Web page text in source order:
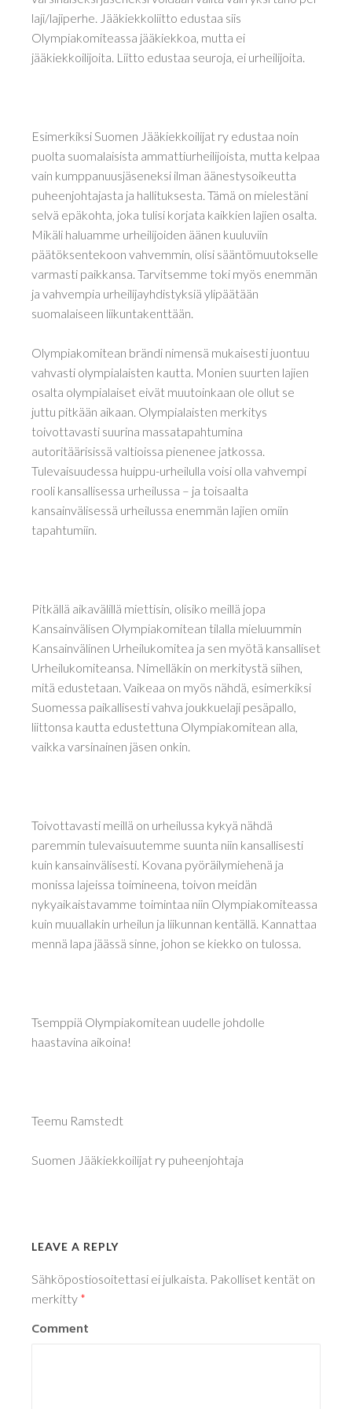
laji/lajiperhe. Jääkiekkoliitto edustaa siis
Olympiakomiteassa jääkiekkoa, mutta ei
jääkiekkoilijoita. Liitto edustaa seuroja, ei urheilijoita.
Esimerkiksi Suomen Jääkiekkoilijat ry edustaa noin
puolta suomalaisista ammattiurheilijoista, mutta kelpaa
vain kumppanuusjäseneksi ilman äänestysoikeutta
puheenjohtajasta ja hallituksesta. Tämä on mielestäni
selvä epäkohta, joka tulisi korjata kaikkien lajien osalta.
Mikäli haluamme urheilijoiden äänen kuuluviin
päätöksentekoon vahvemmin, olisi sääntömuutokselle
varmasti paikkansa. Tarvitsemme toki myös enemmän
ja vahvempia urheilijayhdistyksiä ylipäätään
suomalaiseen liikuntakenttään.
Olympiakomitean brändi nimensä mukaisesti juontuu
vahvasti olympialaisten kautta. Monien suurten lajien
osalta olympialaiset eivät muutoinkaan ole ollut se
juttu pitkään aikaan. Olympialaisten merkitys
toivottavasti suurina massatapahtumina
autoritäärisissä valtioissa pienenee jatkossa.
Tulevaisuudessa huippu-urheilulla voisi olla vahvempi
rooli kansallisessa urheilussa – ja toisaalta
kansainvälisessä urheilussa enemmän lajien omiin
tapahtumiin.
Pitkällä aikavälillä miettisin, olisiko meillä jopa
Kansainvälisen Olympiakomitean tilalla mieluummin
Kansainvälinen Urheilukomitea ja sen myötä kansalliset
Urheilukomiteansa. Nimelläkin on merkitystä siihen,
mitä edustetaan. Vaikeaa on myös nähdä, esimerkiksi
Suomessa paikallisesti vahva joukkuelaji pesäpallo,
liittonsa kautta edustettuna Olympiakomitean alla,
vaikka varsinainen jäsen onkin.
Toivottavasti meillä on urheilussa kykyä nähdä
paremmin tulevaisuutemme suunta niin kansallisesti
kuin kansainvälisesti. Kovana pyöräilymiehenä ja
monissa lajeissa toimineena, toivon meidän
nykyaikaistavamme toimintaa niin Olympiakomiteassa
kuin muuallakin urheilun ja liikunnan kentällä. Kannattaa
mennä lapa jäässä sinne, johon se kiekko on tulossa.
Tsemppiä Olympiakomitean uudelle johdolle
haastavina aikoina!
Teemu Ramstedt
Suomen Jääkiekkoilijat ry puheenjohtaja
LEAVE A REPLY
Sähköpostiosoitettasi ei julkaista. Pakolliset kentät on
merkitty *
Comment